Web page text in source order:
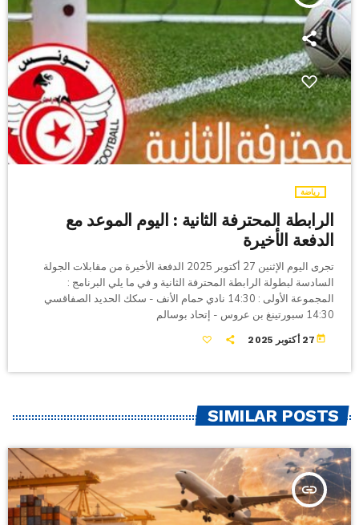
رياضة
الرابطة المحترفة الثانية : اليوم الموعد مع
الدفعة الأخيرة
تجرى اليوم الإثنين 27 أكتوبر 2025 الدفعة الأخيرة من مقابلات الجولة
السادسة لبطولة الرابطة المحترفة الثانية و في ما يلي البرنامج :
المجموعة الأولى : 14:30 نادي حمام الأنف - سكك الحديد الصفاقسي
14:30 سبورتينغ بن عروس - إتحاد بوسالم
today 27 أكتوبر 2025
SIMILAR POSTS
insert_link